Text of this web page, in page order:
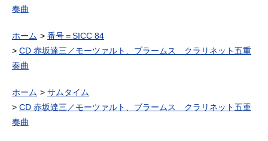
奏曲
ホーム
番号＝SICC 84
CD 赤坂達三／モーツァルト、ブラームス クラリネット五重
奏曲
ホーム
サムタイム
CD 赤坂達三／モーツァルト、ブラームス クラリネット五重
奏曲